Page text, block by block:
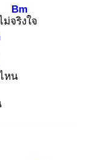
ม่จริง
Bm
ใจ
หน